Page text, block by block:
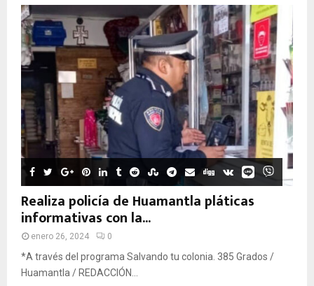
Realiza policía de Huamantla pláticas
informativas con la...
enero 26, 2024 0
*A través del programa Salvando tu colonia. 385 Grados /
Huamantla / REDACCIÓN...